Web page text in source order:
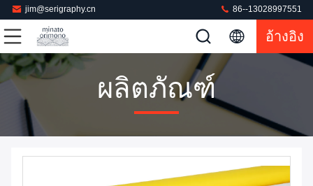
jim@serigraphy.cn 86--13028997551
อ้างอิง
ผลิตภัณฑ์